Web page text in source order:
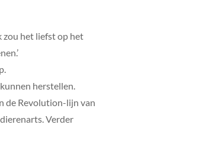
zou het liefst op het
herstellen.
de Revolution-lijn van
Verder